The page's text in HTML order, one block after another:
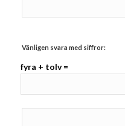
Vänligen svara med siffror:
fyra + tolv =